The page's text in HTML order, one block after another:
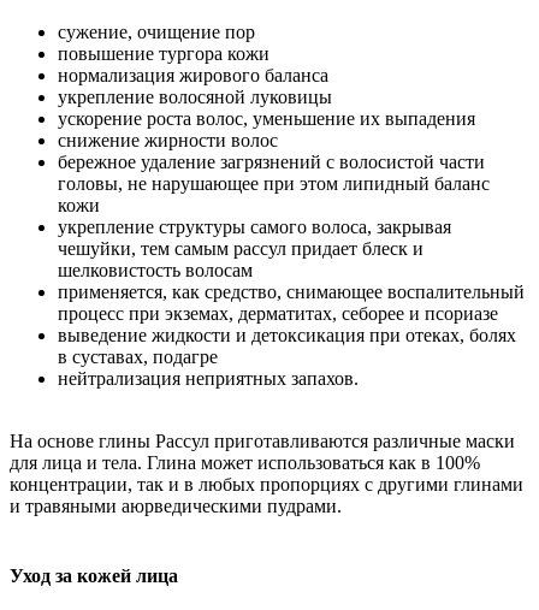
сужение, очищение пор
повышение тургора кожи
нормализация жирового баланса
укрепление волосяной луковицы
ускорение роста волос, уменьшение их выпадения
снижение жирности волос
бережное удаление загрязнений с волосистой части
головы, не нарушающее при этом липидный баланс
кожи
укрепление структуры самого волоса, закрывая
чешуйки, тем самым рассул придает блеск и
шелковистость волосам
применяется, как средство, снимающее воспалительный
процесс при экземах, дерматитах, себорее и псориазе
выведение жидкости и детоксикация при отеках, болях
в суставах, подагре
нейтрализация неприятных запахов.
На основе глины Рассул приготавливаются различные маски
для лица и тела. Глина может использоваться как в 100%
концентрации, так и в любых пропорциях с другими глинами
и травяными аюрведическими пудрами.
Уход за кожей лица